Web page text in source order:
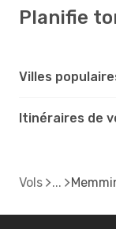
Planifie
Villes
Itinéraires de
Vols